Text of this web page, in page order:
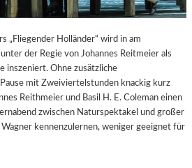
„Fliegender Holländer“ wird in am
der Regie von Johannes Reitmeier als
inszeniert. Ohne zusätzliche
mit Zweiviertelstunden knackig kurz
Reithmeier und Basil H. E. Coleman einen
zwischen Naturspektakel und großer
Wagner kennenzulernen, weniger geeignet für